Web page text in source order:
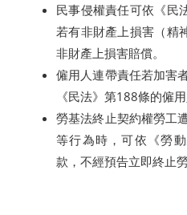
民事侵權責任可依《民
若有非財產上損害（精
非財產上損害賠償。
僱用人連帶責任若加害
《民法》第188條的僱
勞基法終止契約權勞工
等行為時，可依《勞
款，不經預告立即終止勞